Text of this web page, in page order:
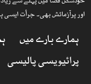
اور پرآزمائش بھی۔ جرأت
ہمارے بارے میں
پرائیویسی پالیسی